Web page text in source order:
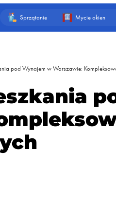
Sprzątanie Mycie okien
pod Wynajem w Warszawie: